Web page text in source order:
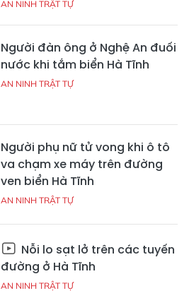
AN NINH TRẬT TỰ
Người đàn ông ở Nghệ An đuối
nước khi tắm biển Hà Tĩnh
AN NINH TRẬT TỰ
Người phụ nữ tử vong khi ô tô
va chạm xe máy trên đường
ven biển Hà Tĩnh
AN NINH TRẬT TỰ
Nỗi lo sạt lở trên các tuyến
đường ở Hà Tĩnh
AN NINH TRẬT TỰ